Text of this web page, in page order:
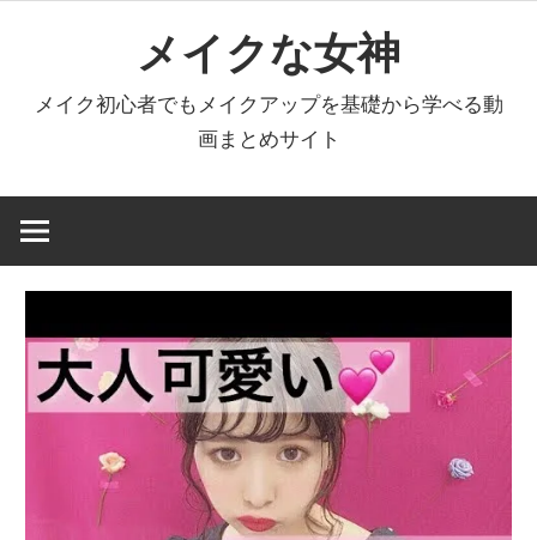
へ
キ
メイクな女神
メイク初心者でもメイクアップを基礎から学べる動
画まとめサイト